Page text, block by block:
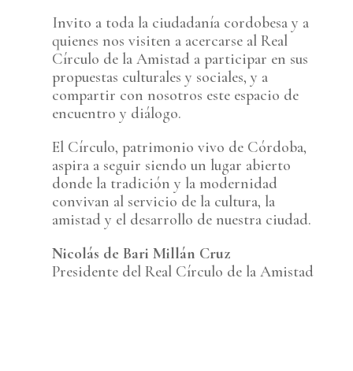
Invito a toda la ciudadanía cordobesa y a
quienes nos visiten a acercarse al Real
Círculo de la Amistad a participar en sus
propuestas culturales y sociales, y a
compartir con nosotros este espacio de
encuentro y diálogo.
El Círculo, patrimonio vivo de Córdoba,
aspira a seguir siendo un lugar abierto
donde la tradición y la modernidad
convivan al servicio de la cultura, la
amistad y el desarrollo de nuestra ciudad.
Nicolás de Bari Millán Cruz
Presidente del Real Círculo de la Amistad